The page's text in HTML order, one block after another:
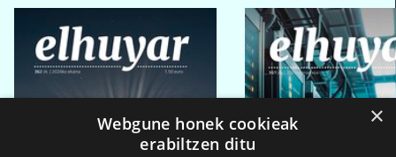
×
Webgune honek cookieak
erabiltzen ditu